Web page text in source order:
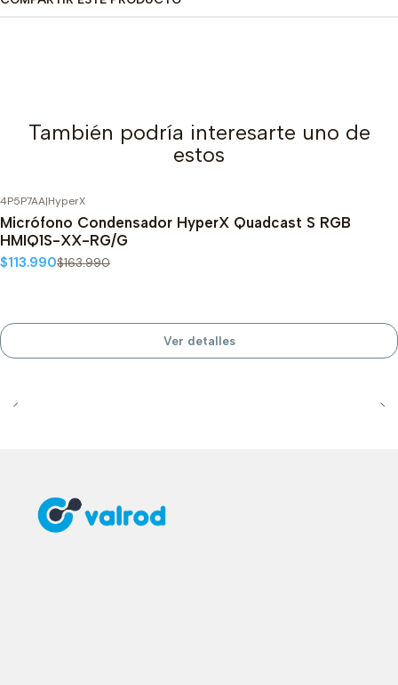
También podría interesarte uno de
estos
OFF
Agotado
4P5P7AA|HyperX
Micrófono Condensador HyperX Quadcast S RGB
HMIQ1S-XX-RG/G
$113.990$163.990
Ver detalles